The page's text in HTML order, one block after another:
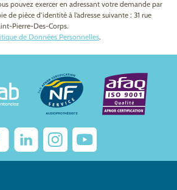
pouvez exercer en adressant votre demande par
de pièce d’identité à l’adresse suivante : 31 rue
Pierre-Des-Corps.
de Données Personnelles.